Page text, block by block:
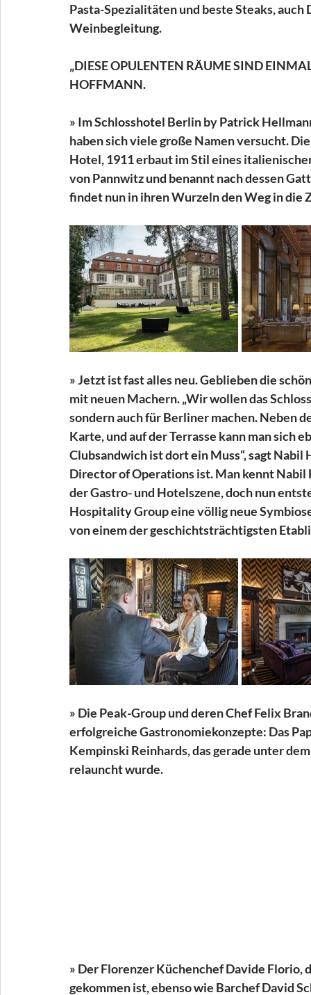
Pasta-Spezialitäten und beste Steaks,
Weinbegleitung.
„DIESE OPULENTEN RÄUME SIND
HOFFMANN.
» Im Schlosshotel Berlin by Patrick
haben sich viele große Namen versucht.
Hotel, 1911 erbaut im Stil eines
von Pannwitz und benannt nach dessen
findet nun in ihren Wurzeln den Weg in die
» Jetzt ist fast alles neu. Geblieben die
mit neuen Machern. „Wir wollen das
sondern auch für Berliner machen. Neben
Karte, und auf der Terrasse kann man sich
Clubsandwich ist dort ein Muss“, sagt
Director of Operations ist. Mankennt Nabil
der Gastro- und Hotelszene, doch nun
Hospitality Group eine völlig neue
von einem der geschichtsträchtigsten
» Die Peak-Group und deren Chef Felix
erfolgreiche Gastronomiekonzepte: Das
Kempinski Reinhards, das gerade unter
relauncht wurde.
» Der Florenzer Küchenchef Davide Florio,
gekommen ist, ebenso wie Barchef David